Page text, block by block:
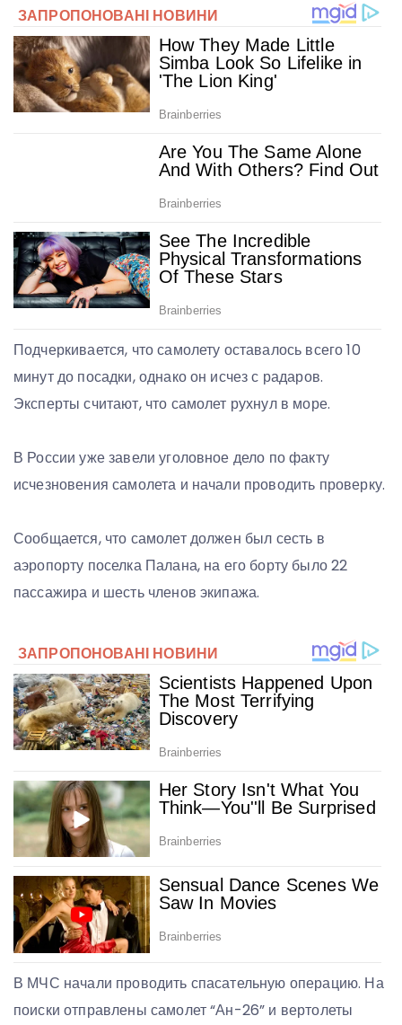
Подчеркивается, что самолету оставалось всего 10
минут до посадки, однако он исчез с радаров.
Эксперты считают, что самолет рухнул в море.
В России уже завели уголовное дело по факту
исчезновения самолета и начали проводить проверку.
Сообщается, что самолет должен был сесть в
аэропорту поселка Палана, на его борту было 22
пассажира и шесть членов экипажа.
В МЧС начали проводить спасательную операцию. На
поиски отправлены самолет “Ан-26” и вертолеты